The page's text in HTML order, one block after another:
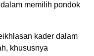
memilih pondok
kader dalam
khususnya